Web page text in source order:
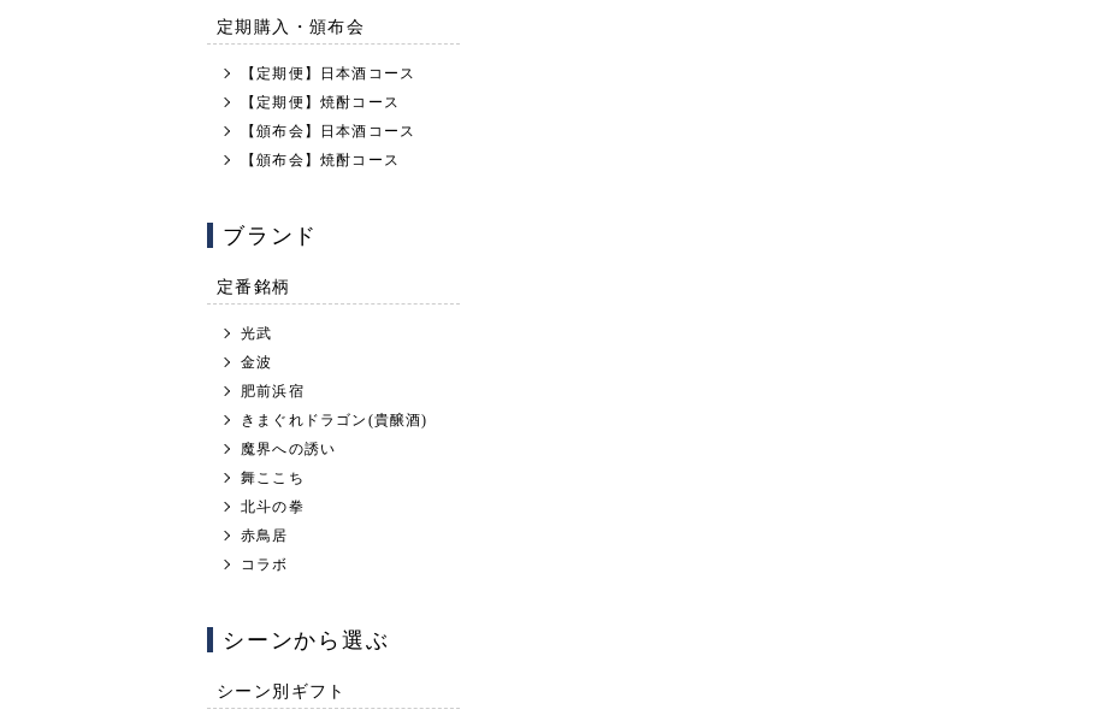
定期購入・頒布会
【定期便】日本酒コース
【定期便】焼酎コース
【頒布会】日本酒コース
【頒布会】焼酎コース
ブランド
定番銘柄
光武
金波
肥前浜宿
きまぐれドラゴン(貴醸酒)
魔界への誘い
舞ここち
北斗の拳
赤鳥居
コラボ
シーンから選ぶ
シーン別ギフト